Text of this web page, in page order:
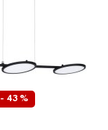
- 43 %